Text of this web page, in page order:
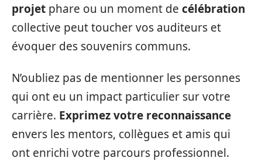
projet phare ou un moment de célébration
collective peut toucher vos auditeurs et
évoquer des souvenirs communs.
N’oubliez pas de mentionner les personnes
qui ont eu un impact particulier sur votre
carrière. Exprimez votre reconnaissance
envers les mentors, collègues et amis qui
ont enrichi votre parcours professionnel.